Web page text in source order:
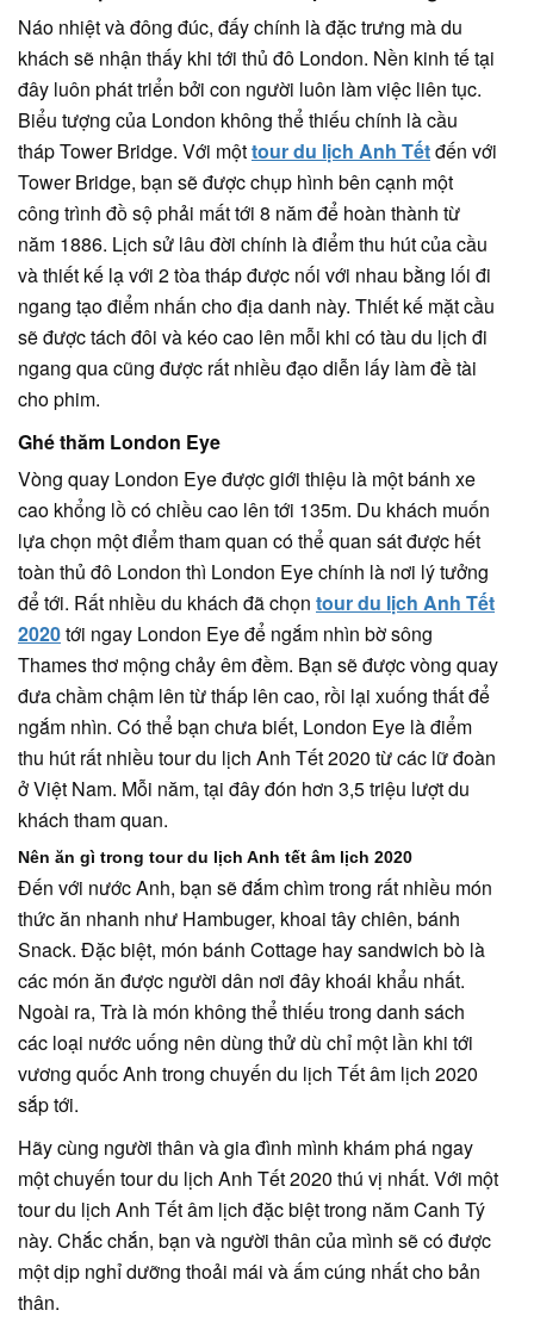
Náo nhiệt và đông đúc, đấy chính là đặc trưng mà du
khách sẽ nhận thấy khi tới thủ đô London. Nền kinh tế tại
đây luôn phát triển bởi con người luôn làm việc liên tục.
Biểu tượng của London không thể thiếu chính là cầu
tháp Tower Bridge. Với mộttour du lịch Anh Tếtđến với
Tower Bridge, bạn sẽ được chụp hình bên cạnh một
công trình đồ sộ phải mất tới 8 năm để hoàn thành từ
năm 1886. Lịch sử lâu đời chính là điểm thu hút của cầu
và thiết kế lạ với 2 tòa tháp được nối với nhau bằng lối đi
ngang tạo điểm nhấn cho địa danh này. Thiết kế mặt cầu
sẽ được tách đôi và kéo cao lên mỗi khi có tàu du lịch đi
ngang qua cũng được rất nhiều đạo diễn lấy làm đề tài
cho phim.
Ghé thăm London Eye
Vòng quay London Eye được giới thiệu là một bánh xe
cao khổng lồ có chiều cao lên tới 135m. Du khách muốn
lựa chọn một điểm tham quan có thể quan sát được hết
toàn thủ đô London thì London Eye chính là nơi lý tưởng
để tới. Rất nhiều du khách đã chọn tour du lịch Anh Tết
2020tới ngay London Eye để ngắm nhìn bờ sông
Thames thơ mộng chảy êm đềm. Bạn sẽ được vòng quay
đưa chầm chậm lên từ thấp lên cao, rồi lại xuống thất để
ngắm nhìn. Có thể bạn chưa biết, London Eye là điểm
thu hút rất nhiều tour du lịch Anh Tết 2020 từ các lữ đoàn
ở Việt Nam. Mỗi năm, tại đây đón hơn 3,5 triệu lượt du
khách tham quan.
Nên ăn gì trong tour du lịch Anh tết âm lịch 2020
Đến với nước Anh, bạn sẽ đắm chìm trong rất nhiều món
thức ăn nhanh như Hambuger, khoai tây chiên, bánh
Snack. Đặc biệt, món bánh Cottage hay sandwich bò là
các món ăn được người dân nơi đây khoái khẩu nhất.
Ngoài ra, Trà là món không thể thiếu trong danh sách
các loại nước uống nên dùng thử dù chỉ một lần khi tới
vương quốc Anh trong chuyến du lịch Tết âm lịch 2020
sắp tới.
Hãy cùng người thân và gia đình mình khám phá ngay
một chuyến tour du lịch Anh Tết 2020 thú vị nhất. Với một
tour du lịch Anh Tết âm lịch đặc biệt trong năm Canh Tý
này. Chắc chắn, bạn và người thân của mình sẽ có được
một dịp nghỉ dưỡng thoải mái và ấm cúng nhất cho bản
thân.